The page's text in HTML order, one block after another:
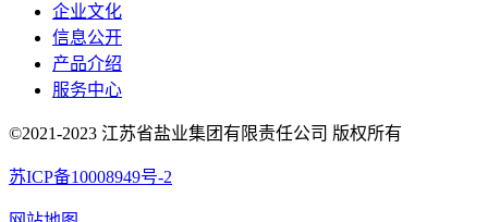
企业文化
信息公开
产品介绍
服务中心
©2021-2023 江苏省盐业集团有限责任公司 版权所有
苏ICP备10008949号-2